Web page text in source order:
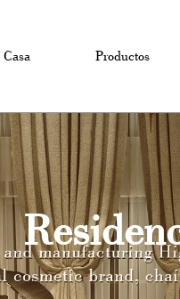
Casa Productos